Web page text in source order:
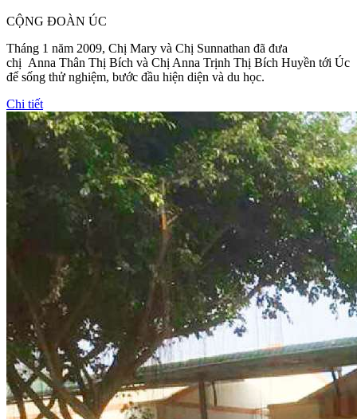
CỘNG ĐOÀN ÚC
Tháng 1 năm 2009, Chị Mary và Chị Sunnathan đã đưa
chị Anna Thân Thị Bích và Chị Anna Trịnh Thị Bích Huyền tới Úc
để sống thử nghiệm, bước đầu hiện diện và du học.
Chi tiết